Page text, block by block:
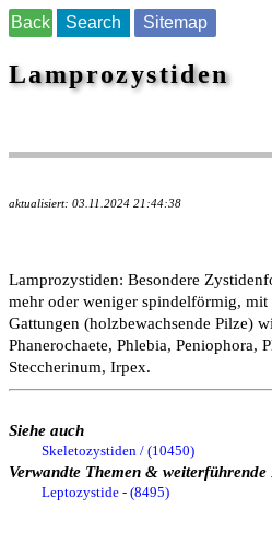
Back Search Sitemap
Lamprozystiden
aktualisiert: 03.11.2024 21:44:38
Lamprozystiden: Besondere
mehr oder weniger spindelförmig,
Gattungen (holzbewachsende Pilze)
Phanerochaete, Phlebia, Peniophora,
Steccherinum, Irpex.
Siehe auch
Skeletozystiden / (10450)
Verwandte Themen & weiterführende
Leptozystide - (8495)